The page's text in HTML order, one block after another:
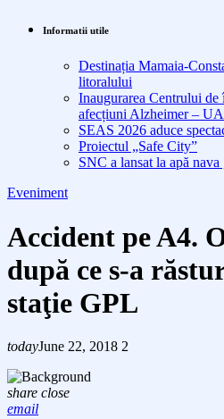
Informatii utile
Destinația Mamaia-
litoralului
Inaugurarea Centrului
afecțiuni Alzheimer –
SEAS 2026 aduce
Proiectul „Safe City”
SNC a lansat la apă
Eveniment
Accident pe A4.
după ce s-a
staţie GPL
todayJune 22, 2018 2
share close
email